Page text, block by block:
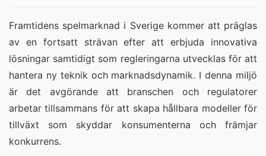
Framtidens spelmarknad i Sverige kommer att präglas
av en fortsatt strävan efter att erbjuda innovativa
lösningar samtidigt som regleringarna utvecklas för att
hantera ny teknik och marknadsdynamik. I denna miljö
är det avgörande att branschen och regulatorer
arbetar tillsammans för att skapa hållbara modeller för
tillväxt som skyddar konsumenterna och främjar
konkurrens.